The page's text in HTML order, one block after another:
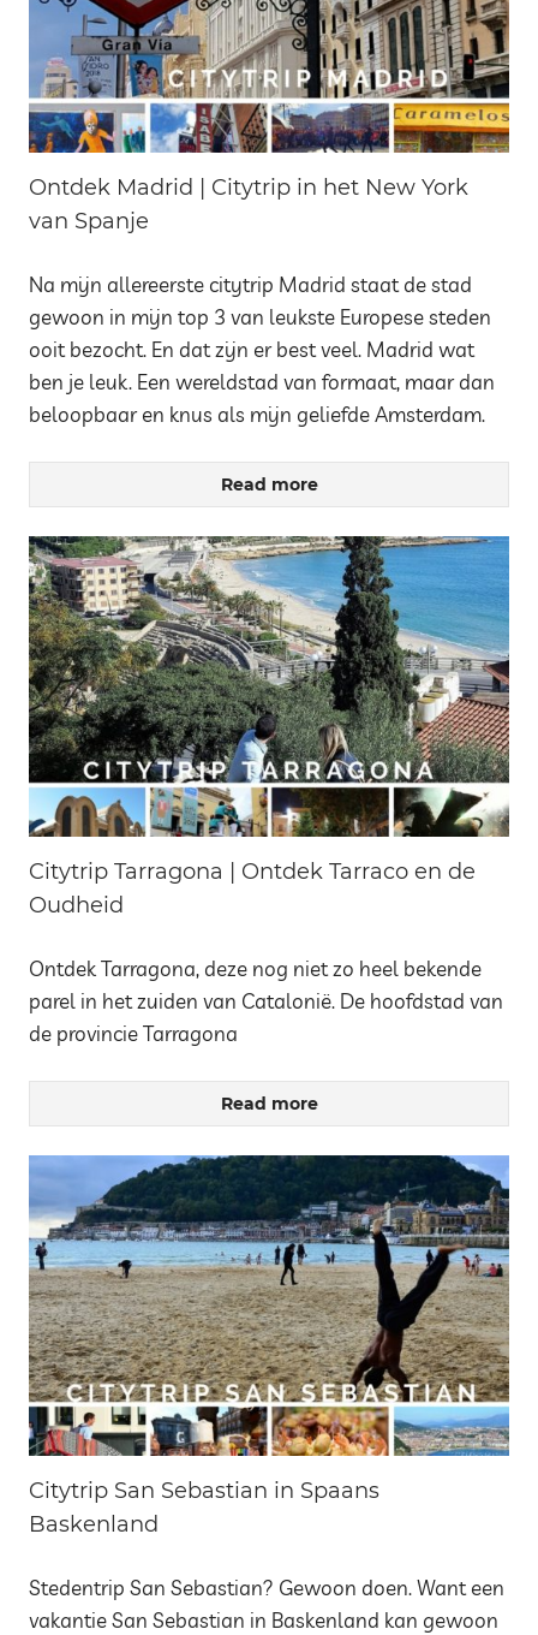
Ontdek Madrid | Citytrip in het New York
van Spanje
Na mijn allereerste citytrip Madrid staat de stad
gewoon in mijn top 3 van leukste Europese steden
ooit bezocht. En dat zijn er best veel. Madrid wat
ben je leuk. Een wereldstad van formaat, maar dan
beloopbaar en knus als mijn geliefde Amsterdam.
Read more
Citytrip Tarragona | Ontdek Tarraco en de
Oudheid
Ontdek Tarragona, deze nog niet zo heel bekende
parel in het zuiden van Catalonië. De hoofdstad van
de provincie Tarragona
Read more
Citytrip San Sebastian in Spaans
Baskenland
Stedentrip San Sebastian? Gewoon doen. Want een
vakantie San Sebastian in Baskenland kan gewoon